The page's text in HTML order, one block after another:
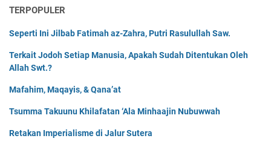
TERPOPULER
Seperti Ini Jilbab Fatimah az-Zahra, Putri Rasulullah Saw.
Terkait Jodoh Setiap Manusia, Apakah Sudah Ditentukan Oleh
Allah Swt.?
Mafahim, Maqayis, & Qana’at
Tsumma Takuunu Khilafatan ‘Ala Minhaajin Nubuwwah
Retakan Imperialisme di Jalur Sutera